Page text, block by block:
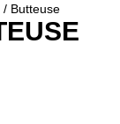
/ Butteuse